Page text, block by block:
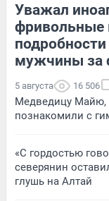
Уважал
фривольные
мужчины за
5 августа 16 506
Медведицу Майю,
познакомили с
«С гордостью
северянин
глушь на Алтай